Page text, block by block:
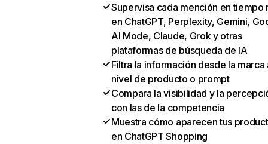
Supervisa cada mención en tiempo
en ChatGPT, Perplexity, Gemini,
AI Mode, Claude, Grok y otras
plataformas de búsqueda de IA
Filtra la información desde la marca
nivel de producto o prompt
Compara la visibilidad y la
con las de la competencia
Muestra cómo aparecen tus
en ChatGPT Shopping